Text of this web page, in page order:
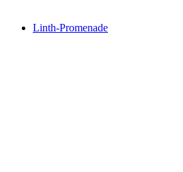
Linth-Promenade